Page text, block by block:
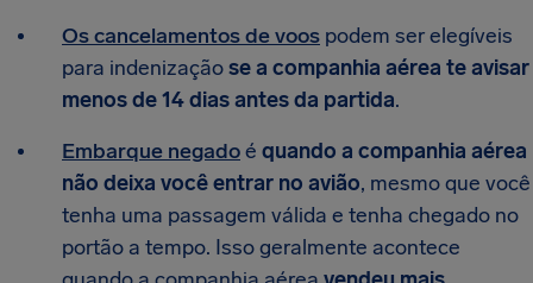
Os cancelamentos de voos podem ser elegíveis
para indenizaçãose a companhia aérea te avisar
menos de 14 dias antes da partida.
Embarque negadoé quando a companhia aérea
não deixa você entrar no avião, mesmo que você
tenha uma passagem válida e tenha chegado no
portão a tempo. Isso geralmente acontece